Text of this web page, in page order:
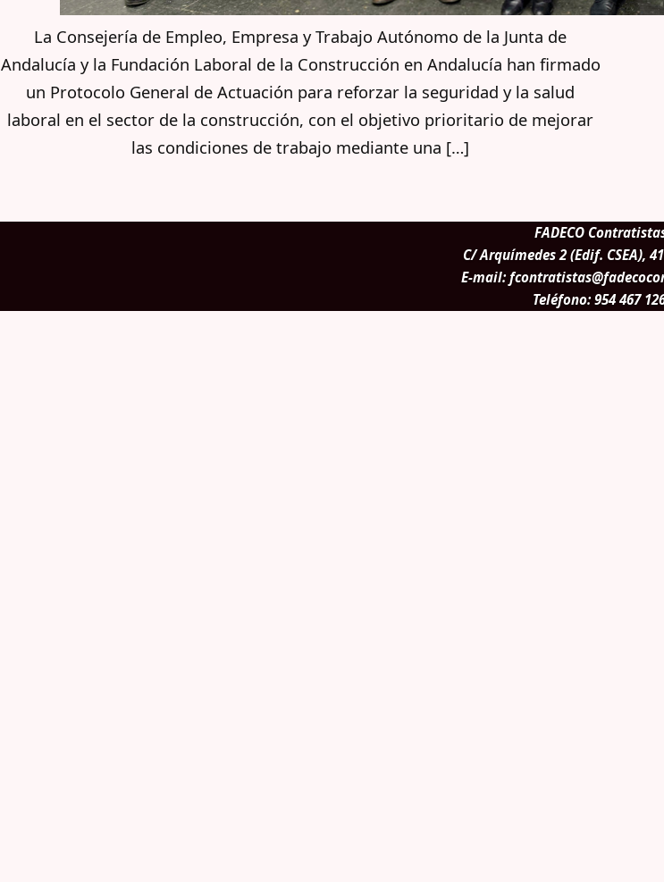
La Consejería de Empleo, Empresa y Trabajo Autónomo de la Junta de
Andalucía y la Fundación Laboral de la Construcción en Andalucía han firmado
un Protocolo General de Actuación para reforzar la seguridad y la salud
laboral en el sector de la construcción, con el objetivo prioritario de mejorar
las condiciones de trabajo mediante una […]
FADECO
C/ Arquímedes 2 (Edif. CSEA),
E-mail:
Teléfono:954 467